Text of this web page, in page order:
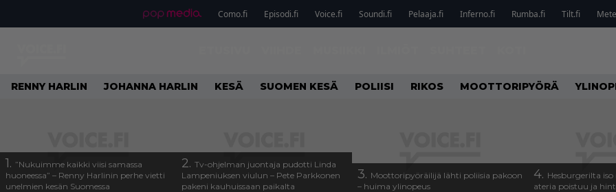
Como.fi Episodi.fi Voice.fi Soundi.fi Pelaaja.fi Inferno.fi Rumba.fi Tilt.fi
RENNY HARLIN JOHANNA HARLIN KESÄ SUOMEN KESÄ POLIISI RIKOS MOOTTORIPYÖRÄ
1. ”Nukuimme kaikki viisi samassa
huoneessa” – Renny Harlinin perhe vietti
unelmien kesän Suomessa
2. Tv-ohjelman juontaja pudotti Linda
Lampeniuksen viulun – Pete Parkkonen
pakeni kauhuissaan paikalta
3. Moottoripyöräilijä lähti poliisia pakoon
– huima ylinopeus
4. Hesburgerilta
ateria poistuu ja